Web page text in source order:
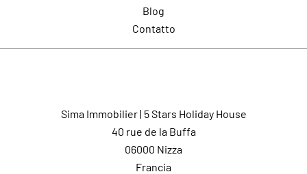
Blog
Contatto
Sima Immobilier | 5 Stars Holiday House
40 rue de la Buffa
06000 Nizza
Francia